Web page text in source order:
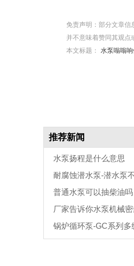
免责声明：部分文章信
并不意味着赞同其观点
本文标题： 水泵嗡嗡
推荐新闻
水泵扬程是什么意思
耐腐蚀潜水泵-潜水泵
普通水泵可以抽柴油吗
厂家告诉你水泵机械
锅炉循环泵-GC系列多